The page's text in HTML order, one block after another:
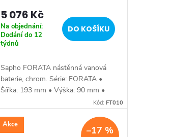
5 076 Kč
Na objednání:
Dodání do 12
týdnů
DO KOŠÍKU
Sapho FORATA nástěnná vanová
baterie, chrom. Série: FORATA •
Šířka: 193 mm • Výška: 90 mm •
Hloubka: 166 mm • Barva: Chrom •
Instalace:...
Kód: FT010
Akce –17 %